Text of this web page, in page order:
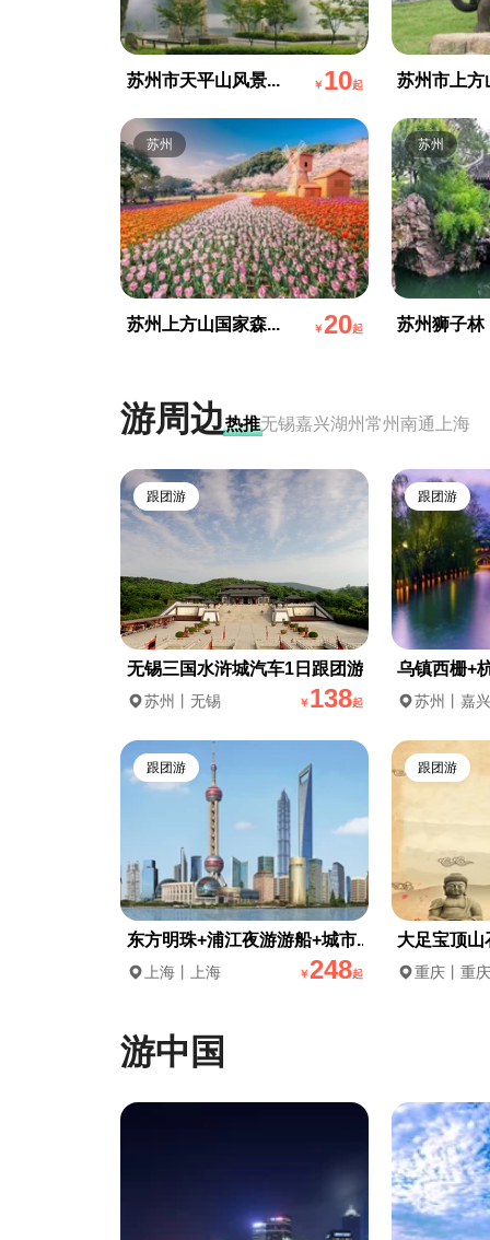
苏州市天平山风景... ￥ 10起 苏州市上方
苏州
苏州上方山国家森... ￥20起
苏州
苏州狮子林
游周边热推无锡嘉兴湖州 常州 南通 上海
跟团游
无锡三国水浒城汽车1日跟团游...
苏州丨无锡 ￥ 138起
跟团游
乌镇西栅+
苏州丨嘉
跟团游
东方明珠+浦江夜游游船+城市...
上海丨上海 ￥248起
跟团游
大足宝顶山
重庆丨重
游中国